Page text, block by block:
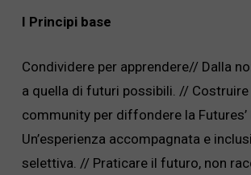
I Principi base
Condividere per apprendere// Dalla
a quella di futuri possibili. // Costruire
community per diffondere la
Un’esperienza accompagnata e
selettiva. // Praticare il futuro, non